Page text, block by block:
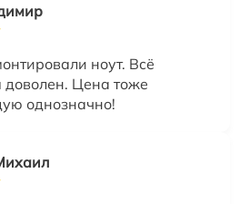
ноут. Всё
доволен. Цена тоже
однозначно!